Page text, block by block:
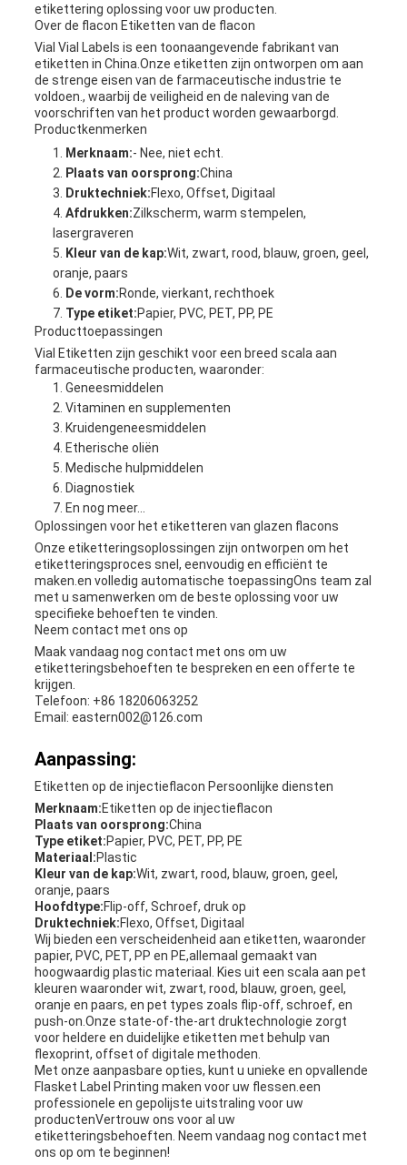
etikettering oplossing voor uw producten.
Over de flacon Etiketten van de flacon
Vial Vial Labels is een toonaangevende fabrikant van
etiketten in China.Onze etiketten zijn ontworpen om aan
de strenge eisen van de farmaceutische industrie te
voldoen., waarbij de veiligheid en de naleving van de
voorschriften van het product worden gewaarborgd.
Productkenmerken
Merknaam:- Nee, niet echt.
Plaats van oorsprong:China
Druktechniek:Flexo, Offset, Digitaal
Afdrukken:Zilkscherm, warm stempelen,
lasergraveren
Kleur van de kap:Wit, zwart, rood, blauw, groen, geel,
oranje, paars
De vorm:Ronde, vierkant, rechthoek
Type etiket:Papier, PVC, PET, PP, PE
Producttoepassingen
Vial Etiketten zijn geschikt voor een breed scala aan
farmaceutische producten, waaronder:
Geneesmiddelen
Vitaminen en supplementen
Kruidengeneesmiddelen
Etherische oliën
Medische hulpmiddelen
Diagnostiek
En nog meer...
Oplossingen voor het etiketteren van glazen flacons
Onze etiketteringsoplossingen zijn ontworpen om het
etiketteringsproces snel, eenvoudig en efficiënt te
maken.en volledig automatische toepassingOns team zal
met u samenwerken om de beste oplossing voor uw
specifieke behoeften te vinden.
Neem contact met ons op
Maak vandaag nog contact met ons om uw
etiketteringsbehoeften te bespreken en een offerte te
krijgen.
Telefoon: +86 18206063252
Email: eastern002@126.com
Aanpassing:
Etiketten op de injectieflacon Persoonlijke diensten
Merknaam:Etiketten op de injectieflacon
Plaats van oorsprong:China
Type etiket:Papier, PVC, PET, PP, PE
Materiaal:Plastic
Kleur van de kap:Wit, zwart, rood, blauw, groen, geel,
oranje, paars
Hoofdtype:Flip-off, Schroef, druk op
Druktechniek:Flexo, Offset, Digitaal
Wij bieden een verscheidenheid aan etiketten, waaronder
papier, PVC, PET, PP en PE,allemaal gemaakt van
hoogwaardig plastic materiaal. Kies uit een scala aan pet
kleuren waaronder wit, zwart, rood, blauw, groen, geel,
oranje en paars, en pet types zoals flip-off, schroef, en
push-on.Onze state-of-the-art druktechnologie zorgt
voor heldere en duidelijke etiketten met behulp van
flexoprint, offset of digitale methoden.
Met onze aanpasbare opties, kunt u unieke en opvallende
Flasket Label Printing maken voor uw flessen.een
professionele en gepolijste uitstraling voor uw
productenVertrouw ons voor al uw
etiketteringsbehoeften. Neem vandaag nog contact met
ons op om te beginnen!